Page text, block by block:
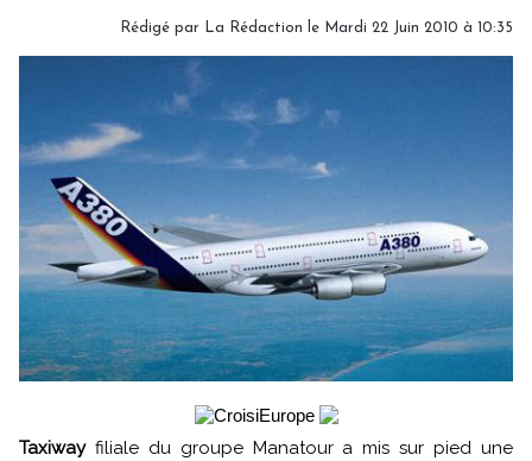
Rédigé par La Rédaction le Mardi 22 Juin 2010 à 10:35
Taxiwayfiliale du groupe Manatour a mis sur pied une